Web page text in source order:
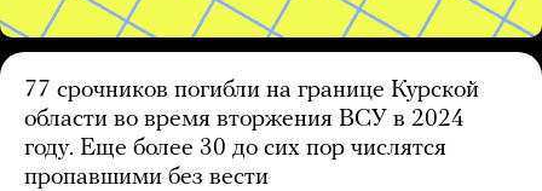
77 срочников погибли на границе Курской
области во время вторжения ВСУ в 2024
году. Еще более 30 до сих пор числятся
пропавшими без вести